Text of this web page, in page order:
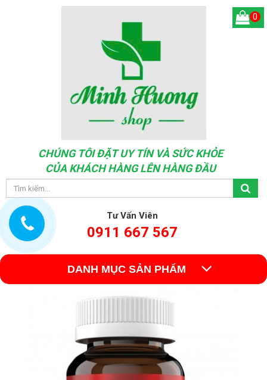
CHÚNG TÔI ĐẶT UY TÍN VÀ SỨC KHỎE
CỦA KHÁCH HÀNG LÊN HÀNG ĐẦU
Tư Vấn Viên
0911 667 567
0
DANH MỤC SẢN PHẨM